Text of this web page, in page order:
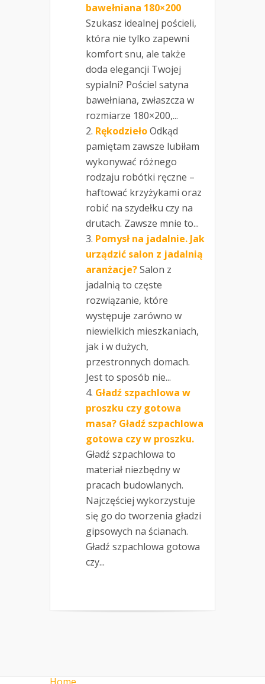
bawełniana 180×200
Szukasz idealnej pościeli,
która nie tylko zapewni
komfort snu, ale także
doda elegancji Twojej
sypialni? Pościel satyna
bawełniana, zwłaszcza w
rozmiarze 180×200,...
RękodziełoOdkąd
pamiętam zawsze lubiłam
wykonywać różnego
rodzaju robótki ręczne –
haftować krzyżykami oraz
robić na szydełku czy na
drutach. Zawsze mnie to...
Pomysł na jadalnie. Jak
urządzić salon z jadalnią
aranżacje?Salon z
jadalnią to częste
rozwiązanie, które
występuje zarówno w
niewielkich mieszkaniach,
jak i w dużych,
przestronnych domach.
Jest to sposób nie...
Gładź szpachlowa w
proszku czy gotowa
masa? Gładź szpachlowa
gotowa czy w proszku.
Gładź szpachlowa to
materiał niezbędny w
pracach budowlanych.
Najczęściej wykorzystuje
się go do tworzenia gładzi
gipsowych na ścianach.
Gładź szpachlowa gotowa
czy...
Home